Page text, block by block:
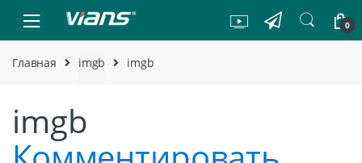
Skip to navigation
Skip to content
0
Главная imgb imgb
imgb